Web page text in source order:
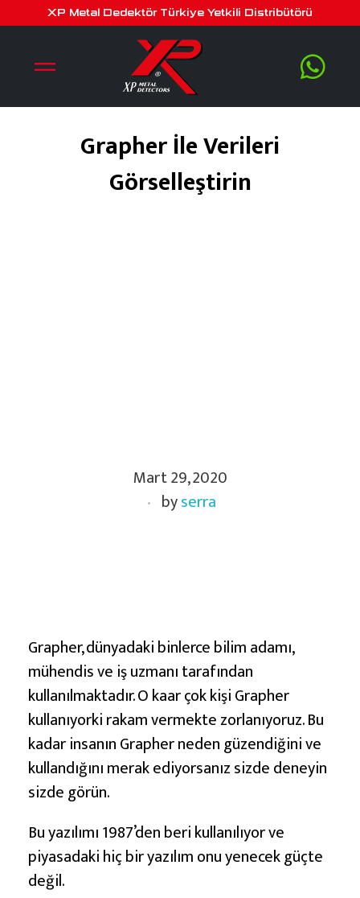
XP Metal Dedektör Türkiye Yetkili Distribütörü
Grapher İle Verileri
Görselleştirin
l
e
V
e
r
i
l
e
r
i
Mart 29, 2020
byserra
Grapher, dünyadaki binlerce bilim adamı,
mühendis ve iş uzmanı tarafından
kullanılmaktadır. O kaar çok kişi Grapher
kullanıyorki rakam vermekte zorlanıyoruz. Bu
kadar insanın Grapher neden güzendiğini ve
kullandığını merak ediyorsanız sizde deneyin
sizde görün.
Bu yazılımı 1987’den beri kullanılıyor ve
piyasadaki hiç bir yazılım onu yenecek güçte
değil.